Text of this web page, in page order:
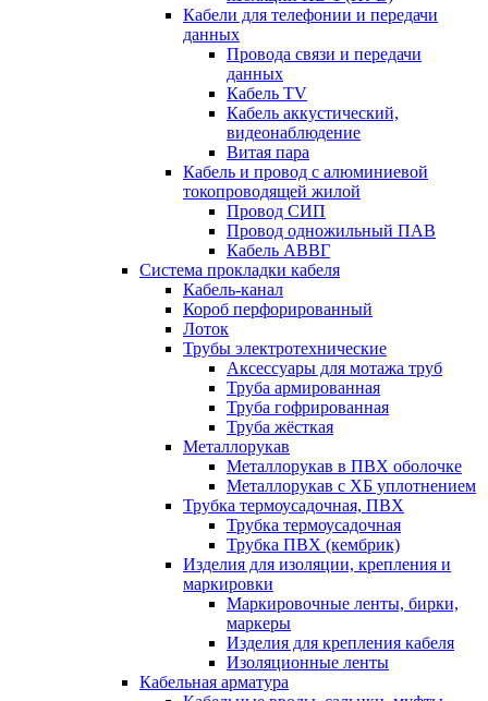
Кабели для телефонии и передачи
данных
Провода связи и передачи
данных
Кабель TV
Кабель аккустический,
видеонаблюдение
Витая пара
Кабель и провод с алюминиевой
токопроводящей жилой
Провод СИП
Провод одножильный ПАВ
Кабель АВВГ
Система прокладки кабеля
Кабель-канал
Короб перфорированный
Лоток
Трубы электротехнические
Аксессуары для мотажа труб
Труба армированная
Труба гофрированная
Труба жёсткая
Металлорукав
Металлорукав в ПВХ оболочке
Металлорукав с ХБ уплотнением
Трубка термоусадочная, ПВХ
Трубка термоусадочная
Трубка ПВХ (кембрик)
Изделия для изоляции, крепления и
маркировки
Маркировочные ленты, бирки,
маркеры
Изделия для крепления кабеля
Изоляционные ленты
Кабельная арматура